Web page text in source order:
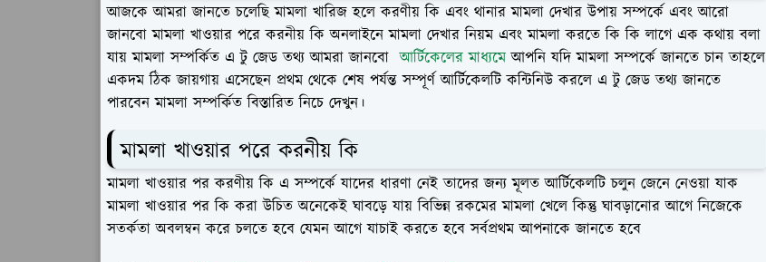
আজকে আমরা জানতে চলেছি মামলা খারিজ হলে করণীয় কি এবং থানার মামলা দেখার উপায় সম্পর্কে এবং আরো
জানবো মামলা খাওয়ার পরে করনীয় কি অনলাইনে মামলা দেখার নিয়ম এবং মামলা করতে কি কি লাগে এক কথায় বলা
যায় মামলা সম্পর্কিত এ টু জেড তথ্য আমরা জানবোআর্টিকেলের মাধ্যমে আপনি যদি মামলা সম্পর্কে জানতে চান তাহলে
একদম ঠিক জায়গায় এসেছেন প্রথম থেকে শেষ পর্যন্ত সম্পূর্ণ আর্টিকেলটি কন্টিনিউ করলে এ টু জেড তথ্য জানতে
পারবেন মামলা সম্পর্কিত বিস্তারিত নিচে দেখুন।
মামলা খাওয়ার পরে করনীয় কি
মামলা খাওয়ার পর করণীয় কি এ সম্পর্কে যাদের ধারণা নেই তাদের জন্য মূলত আর্টিকেলটি চলুন জেনে নেওয়া যাক
মামলা খাওয়ার পর কি করা উচিত অনেকেই ঘাবড়ে যায় বিভিন্ন রকমের মামলা খেলে কিন্তু ঘাবড়ানোর আগে নিজেকে
সতর্কতা অবলম্বন করে চলতে হবে যেমন আগে যাচাই করতে হবে সর্বপ্রথম আপনাকে জানতে হবে